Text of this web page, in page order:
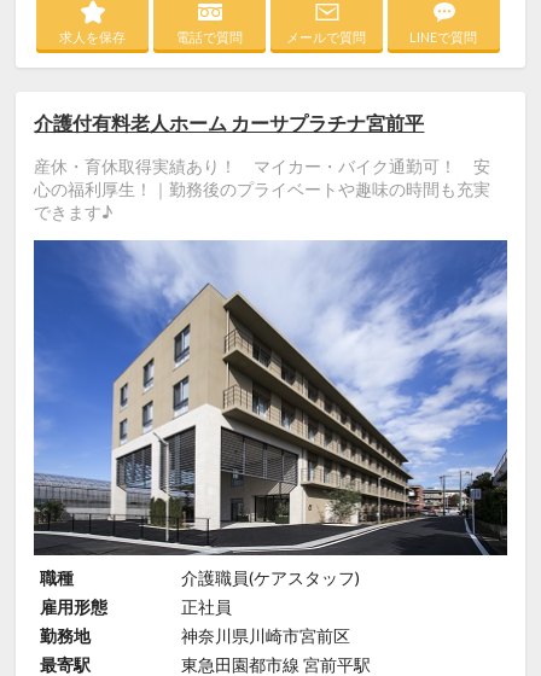
求人を保存 電話で質問 メールで質問 LINEで質問
介護付有料老人ホーム カーサプラチナ宮前平
産休・育休取得実績あり！ マイカー・バイク通勤可！ 安
心の福利厚生！｜勤務後のプライベートや趣味の時間も充実
できます♪
職種
介護職員(ケアスタッフ)
雇用形態
正社員
勤務地
神奈川県川崎市宮前区
最寄駅
東急田園都市線 宮前平駅